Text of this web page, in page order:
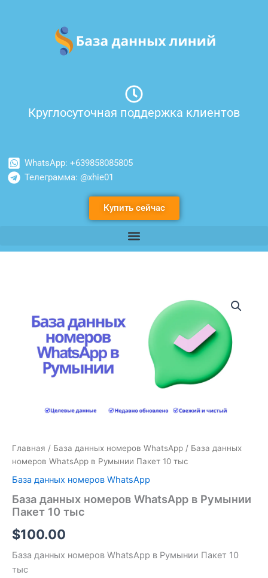
содержимому
Круглосуточная поддержка клиентов
WhatsApp: +639858085805
Телеграмма: @xhie01
Купить сейчас
Главная / База данных номеров WhatsApp / База данных
номеров WhatsApp в Румынии Пакет 10 тыс
База данных номеров WhatsApp
База данных номеров WhatsApp в Румынии
Пакет 10 тыс
$100.00
База данных номеров WhatsApp в Румынии Пакет 10
тыс
данных
WhatsApp
Румынии